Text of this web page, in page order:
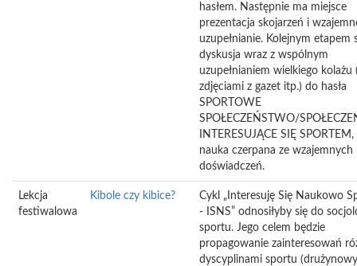
hasłem. Następnie ma miejsce
prezentacja skojarzeń i
uzupełnianie. Kolejnym etapem
dyskusja wraz z wspólnym
uzupełnianiem wielkiego kolażu
zdjęciami z gazet itp.) do hasła
SPORTOWE
SPOŁECZEŃSTWO/
INTERESUJĄCE SIĘ
nauka czerpana ze wzajemnych
doświadczeń.
Lekcja
festiwalowa
Kibole czy kibice?
Cykl „Interesuję Się Naukowo
- ISNS” odnosiłyby się do
sportu. Jego celem będzie
propagowanie zainteresowań
dyscyplinami sportu